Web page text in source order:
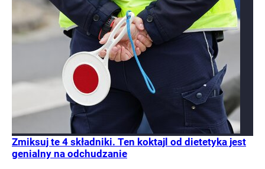
Zmiksuj te 4 składniki. Ten koktajl od dietetyka jest
genialny na odchudzanie